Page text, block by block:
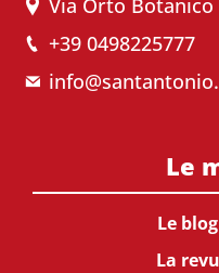
Via Orto Botanico
+39 0498225777
Le
Le
La